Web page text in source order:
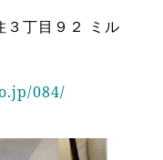
丁目９２ ミル
084/